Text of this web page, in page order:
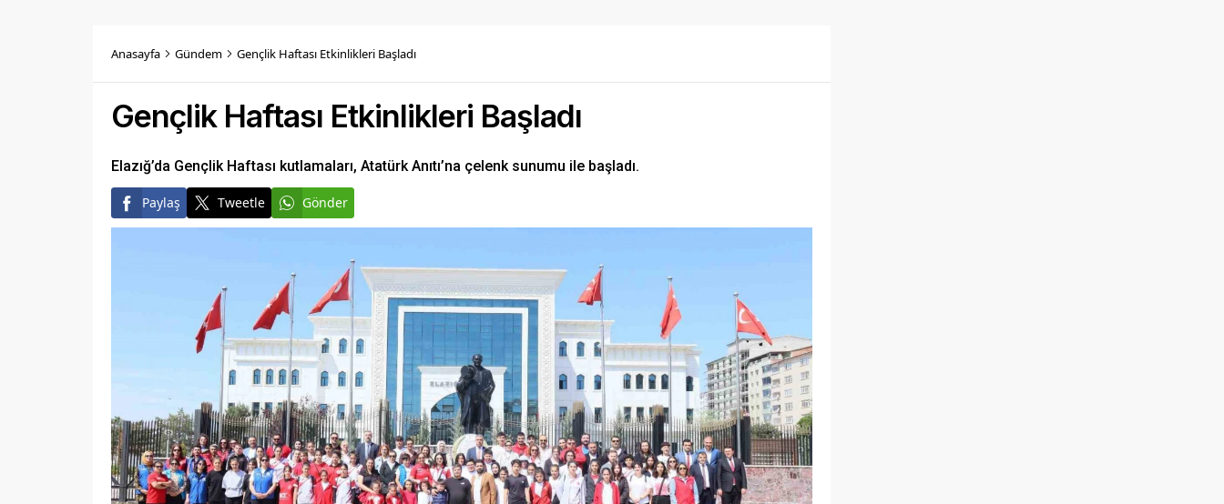
Anasayfa Gündem Gençlik Haftası Etkinlikleri Başladı
Gençlik Haftası Etkinlikleri Başladı
Elazığ’da Gençlik Haftası kutlamaları, Atatürk Anıtı’na çelenk sunumu ile başladı.
Paylaş Tweetle Gönder